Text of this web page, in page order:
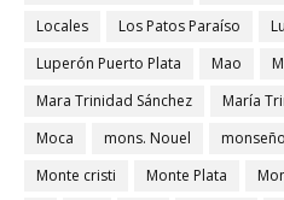
Locales
Los Patos Paraíso
Luperón Puerto Plata
Mao
Mara Trinidad Sánchez
María
Moca
mons. Nouel
Monte cristi
Monte Plata